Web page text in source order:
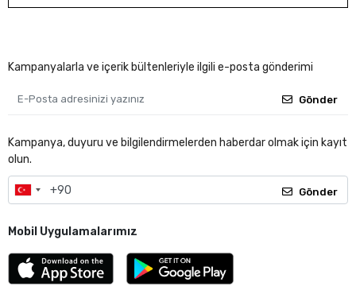
Kampanyalarla ve içerik bültenleriyle ilgili e-posta gönderimi
Gönder
Kampanya, duyuru ve bilgilendirmelerden haberdar olmak için kayıt
olun.
Gönder
Mobil Uygulamalarımız